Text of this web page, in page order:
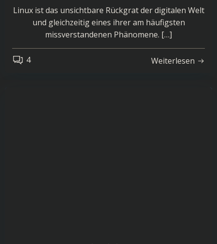
Linux ist das unsichtbare Rückgrat der digitalen Welt
und gleichzeitig eines ihrer am häufigsten
missverstandenen Phänomene. […]
4 Weiterlesen